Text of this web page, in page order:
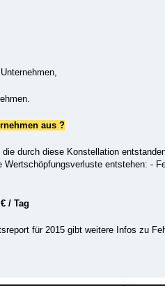
nehmen,
aus ?
durch diese Konstellation
entstehen: -
/ Tag
für 2015 gibt weitere Infos zu